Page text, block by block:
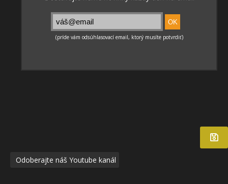
Odoberajte náš Youtube kanál